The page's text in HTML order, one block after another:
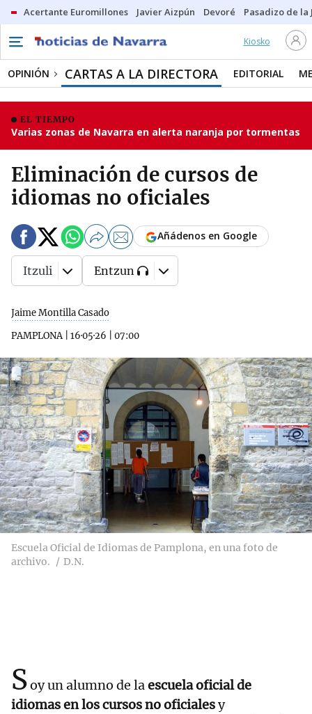
Acertante Euromillones Javier Aizpún Devoré Pasadizo de la
Kiosko
OPINIÓN CARTAS A LA DIRECTORA EDITORIAL
EL TIEMPO
Varias zonas de Navarra en alerta naranja por tormentas
Eliminación de cursos de
idiomas no oficiales
Jaime Montilla Casado
PAMPLONA| 16·05·26 07:00
Añádenos en Google
Itzuli Entzun
Escuela Oficial de Idiomas de Pamplona, en una foto de
archivo.
D.N.
Soy un alumno de laescuela oficial de
idiomas en los cursos no oficialesy